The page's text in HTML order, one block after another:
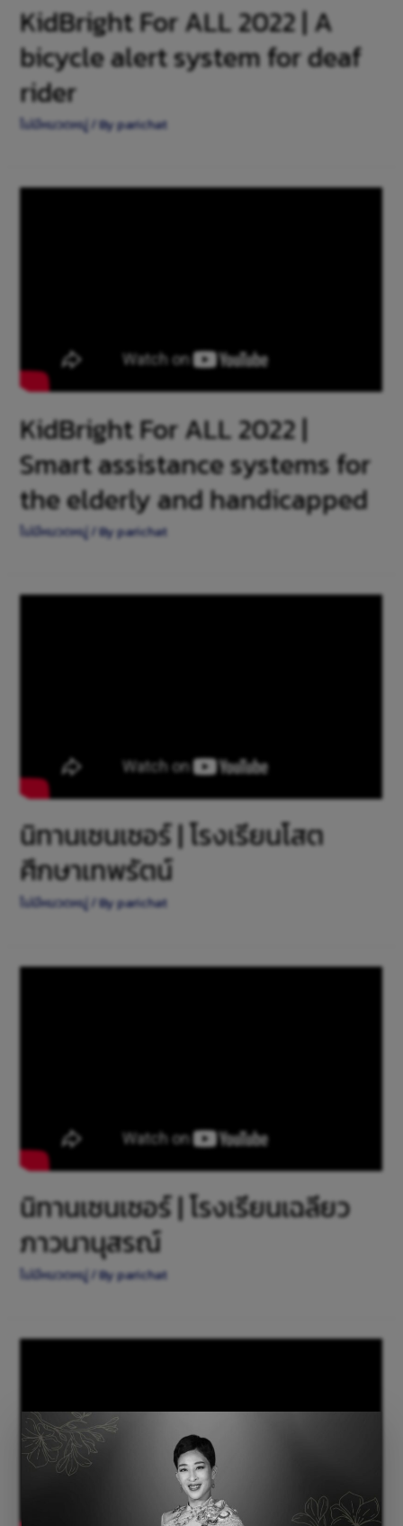
KidBright For ALL 2022 | A
bicycle alert system for deaf
rider
ไม่มีหมวดหมู่/ Byparichat
KidBright For ALL 2022 |
Smart assistance systems for
the elderly and handicapped
ไม่มีหมวดหมู่/ Byparichat
นิทานเซนเซอร์ | โรงเรียนโสต
ศึกษาเทพรัตน์
ไม่มีหมวดหมู่/ Byparichat
นิทานเซนเซอร์ | โรงเรียนเฉลียว
ภาวนานุสรณ์
ไม่มีหมวดหมู่/ Byparichat